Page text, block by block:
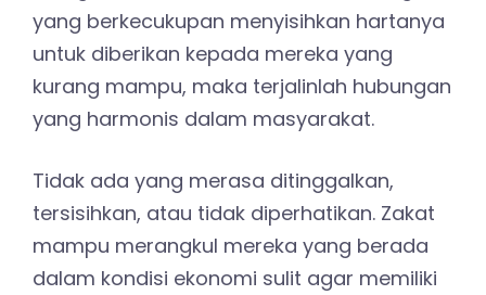
yang berkecukupan menyisihkan hartanya
untuk diberikan kepada mereka yang
kurang mampu, maka terjalinlah hubungan
yang harmonis dalam masyarakat.
Tidak ada yang merasa ditinggalkan,
tersisihkan, atau tidak diperhatikan. Zakat
mampu merangkul mereka yang berada
dalam kondisi ekonomi sulit agar memiliki